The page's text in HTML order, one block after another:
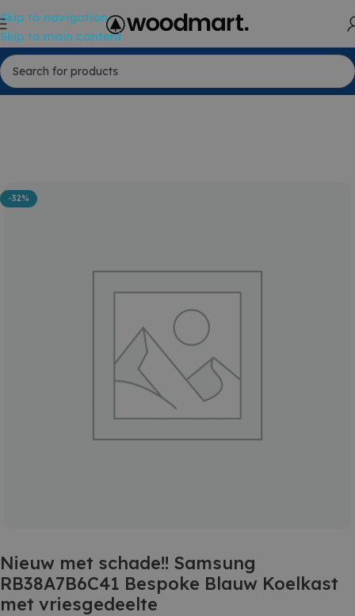
Skip to navigation
Skip to main content
-32%
Nieuw met schade!! Samsung
RB38A7B6C41 Bespoke Blauw Koelkast
met vriesgedeelte